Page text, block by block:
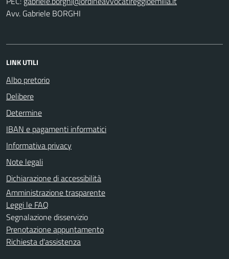
Avv. Gabriele BORGHI
LINK UTILI
Albo pretorio
Delibere
Determine
IBAN e pagamenti informatici
Informativa privacy
Note legali
Dichiarazione di accessibilità
Amministrazione trasparente
Leggi le FAQ
Segnalazione disservizio
Prenotazione appuntamento
Richiesta d'assistenza